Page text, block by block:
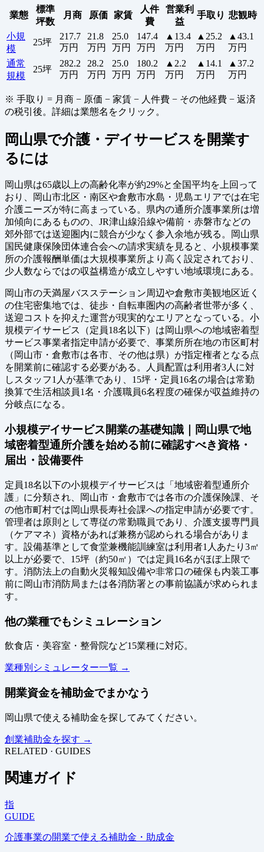
業態
標準
坪数
月商 原価 家賃
人件
費
営業利
益
手取り 悲観時
小規
模
25坪
217.7
万円
21.8
万円
25.0
万円
147.4
万円
▲13.4
万円
▲25.2
万円
▲43.1
万円
通常
規模
25坪
282.2
万円
28.2
万円
25.0
万円
180.2
万円
▲2.2
万円
▲14.1
万円
▲37.2
万円
※ 手取り = 月商 − 原価 − 家賃 − 人件費 − その他経費 − 返済
の税引後。詳細は業態名をクリック。
岡山県で介護・デイサービスを開業す
るには
岡山県は65歳以上の高齢化率が約29%と全国平均を上回って
おり、岡山市北区・南区や倉敷市水島・児島エリアでは在宅
介護ニーズが特に高まっている。県内の通所介護事業所は増
加傾向にあるものの、JR津山線沿線や備前・赤磐市などの
郊外部では送迎圏内に競合が少なく参入余地が残る。岡山県
国民健康保険団体連合会への請求実績を見ると、小規模事業
所の介護報酬単価は大規模事業所より高く設定されており、
少人数ならではの収益構造が成立しやすい地域環境にある。
岡山市の天満屋バスステーション周辺や倉敷市美観地区近く
の住宅密集地では、徒歩・自転車圏内の高齢者世帯が多く、
送迎コストを抑えた運営が現実的なエリアとなっている。小
規模デイサービス（定員18名以下）は岡山県への地域密着型
サービス事業者指定申請が必要で、事業所所在地の市区町村
（岡山市・倉敷市は各市、その他は県）が指定権者となる点
を開業前に確認する必要がある。人員配置は利用者3人に対
しスタッフ1人が基準であり、15坪・定員16名の場合は常勤
換算で生活相談員1名・介護職員6名程度の確保が収益維持の
分岐点になる。
小規模デイサービス開業の基礎知識｜岡山県で地
域密着型通所介護を始める前に確認すべき資格・
届出・設備要件
定員18名以下の小規模デイサービスは「地域密着型通所介
護」に分類され、岡山市・倉敷市では各市の介護保険課、そ
の他市町村では岡山県長寿社会課への指定申請が必要です。
管理者は原則として専従の常勤職員であり、介護支援専門員
（ケアマネ）資格があれば兼務が認められる場合がありま
す。設備基準として食堂兼機能訓練室は利用者1人あたり3㎡
以上が必要で、15坪（約50㎡）では定員16名がほぼ上限で
す。消防法上の自動火災報知設備や非常口の確保も内装工事
前に岡山市消防局または各消防署との事前協議が求められま
す。
他の業種でもシミュレーション
飲食店・美容室・整骨院など15業種に対応。
業種別シミュレーター一覧 →
開業資金を補助金でまかなう
岡山県で使える補助金を探してみてください。
創業補助金を探す →
RELATED · GUIDES
関連ガイド
指
GUIDE
介護事業の開業で使える補助金・助成金